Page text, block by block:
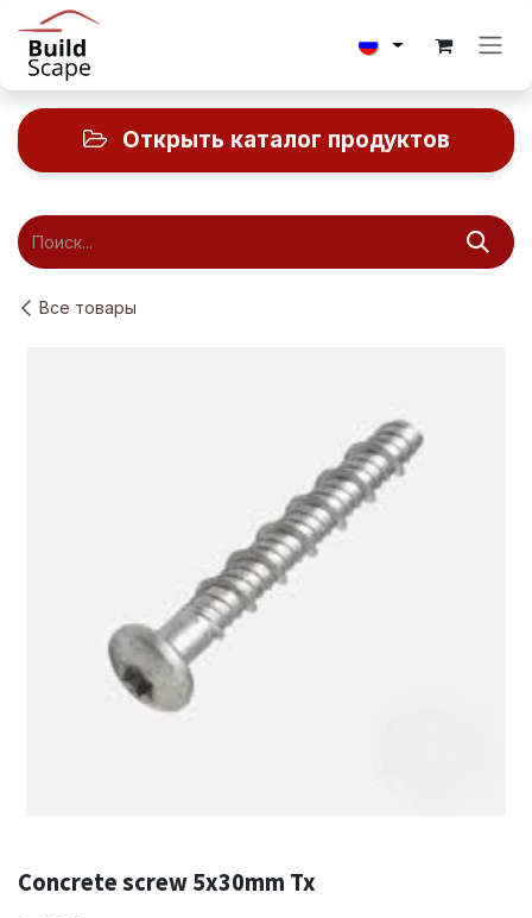
Перейти к содержимому
Открыть каталог продуктов
Все товары
Concrete screw 5x30mm Tx